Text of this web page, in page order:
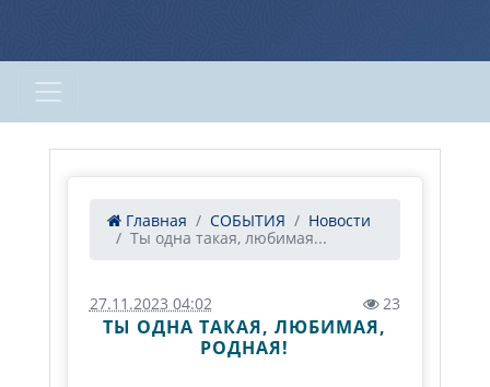
Главная СОБЫТИЯ
Новости
Ты одна такая, любимая...
27.11.2023 04:02 23
ТЫ ОДНА ТАКАЯ, ЛЮБИМАЯ,
РОДНАЯ!